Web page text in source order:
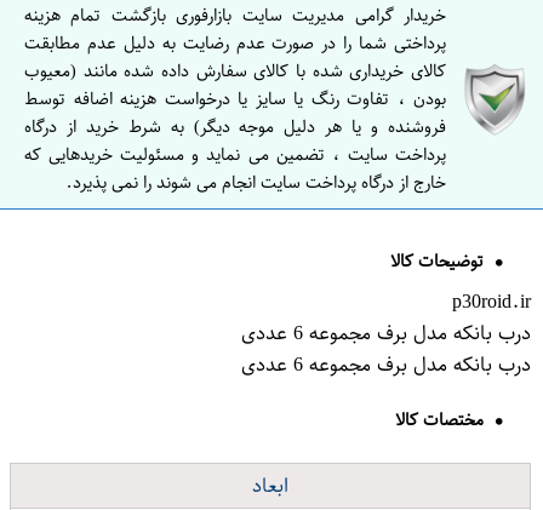
خریدار گرامی مدیریت سایت بازارفوری بازگشت تمام هزینه
پرداختی شما را در صورت عدم رضایت به دلیل عدم مطابقت
کالای خریداری شده با کالای سفارش داده شده مانند (معیوب
بودن ، تفاوت رنگ یا سایز یا درخواست هزینه اضافه توسط
فروشنده و یا هر دلیل موجه دیگر) به شرط خرید از درگاه
پرداخت سایت ، تضمین می نماید و مسئولیت خریدهایی که
خارج از درگاه پرداخت سایت انجام می شوند را نمی پذیرد.
توضیحات کالا
p30roid.ir
درب بانکه مدل برف مجموعه 6 عددی
درب بانکه مدل برف مجموعه 6 عددی
مختصات کالا
ابعاد